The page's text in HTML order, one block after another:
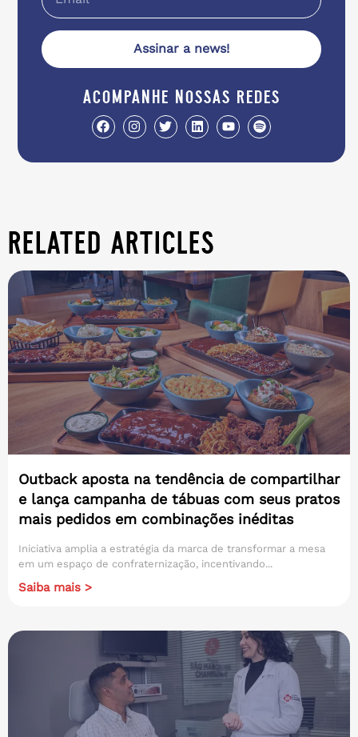
Assinar a news!
acompanhe nossas redes
related articles
Outback aposta na tendência de compartilhar
e lança campanha de tábuas com seus pratos
mais pedidos em combinações inéditas
Iniciativa amplia a estratégia da marca de transformar a mesa
em um espaço de confraternização, incentivando...
Saiba mais >